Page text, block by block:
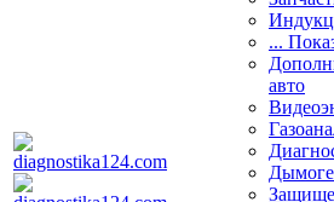
...
авто